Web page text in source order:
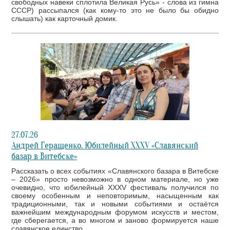
свободных навеки сплотила Великая Русь» - слова из гимна
СССР) рассыпался (как кому-то это не было бы обидно
слышать) как карточный домик.
27.07.26
Андрей Геращенко. Юбилейный XXXV «Славянский
базар в Витебске»
Рассказать о всех событиях «Славянского базара в Витебске
– 2026» просто невозможно в одном материале, но уже
очевидно, что юбилейный XXXV фестиваль получился по
своему особенным и неповторимым, насыщенным как
традиционными, так и новыми событиями и остаётся
важнейшим международным форумом искусств и местом,
где сберегается, а во многом и заново формируется наше